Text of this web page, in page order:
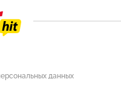
данных